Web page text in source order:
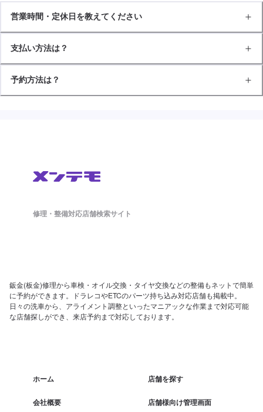
営業時間・定休日を教えてください
支払い方法は？
予約方法は？
修理・整備対応店舗検索サイト
鈑金(板金)修理から車検・オイル交換・タイヤ交換などの整備もネットで簡単
に予約ができます。ドラレコやETCのパーツ持ち込み対応店舗も掲載中。
日々の洗車から、アライメント調整といったマニアックな作業まで対応可能
な店舗探しができ、来店予約まで対応しております。
ホーム 店舗を探す
会社概要 店舗様向け管理画面